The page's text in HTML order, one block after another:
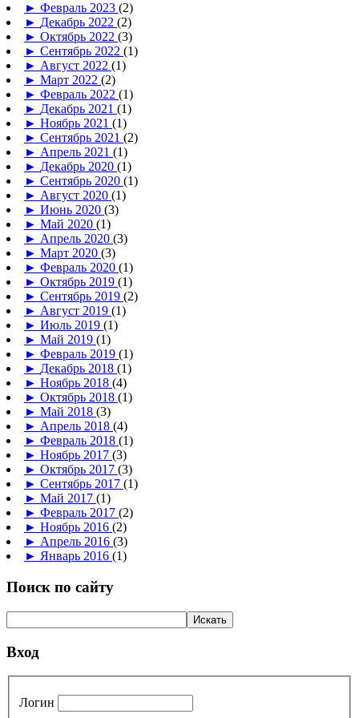
► Февраль 2023 (2)
► Декабрь 2022 (2)
► Октябрь 2022 (3)
► Сентябрь 2022 (1)
► Август 2022 (1)
► Март 2022 (2)
► Февраль 2022 (1)
► Декабрь 2021 (1)
► Ноябрь 2021 (1)
► Сентябрь 2021 (2)
► Апрель 2021 (1)
► Декабрь 2020 (1)
► Сентябрь 2020 (1)
► Август 2020 (1)
► Июнь 2020 (3)
► Май 2020 (1)
► Апрель 2020 (3)
► Март 2020 (3)
► Февраль 2020 (1)
► Октябрь 2019 (1)
► Сентябрь 2019 (2)
► Август 2019 (1)
► Июль 2019 (1)
► Май 2019 (1)
► Февраль 2019 (1)
► Декабрь 2018 (1)
► Ноябрь 2018 (4)
► Октябрь 2018 (1)
► Май 2018 (3)
► Апрель 2018 (4)
► Февраль 2018 (1)
► Ноябрь 2017 (3)
► Октябрь 2017 (3)
► Сентябрь 2017 (1)
► Май 2017 (1)
► Февраль 2017 (2)
► Ноябрь 2016 (2)
► Апрель 2016 (3)
► Январь 2016 (1)
Поиск по сайту
Вход
Логин